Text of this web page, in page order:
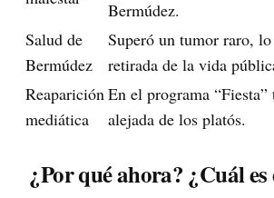
Bermúdez.
Salud de
Bermúdez
Superó un tumor raro,
retirada de la vida
Reaparición
mediática
En el programa “Fiesta”
alejada de los platós.
¿Por qué ahora? ¿Cuál